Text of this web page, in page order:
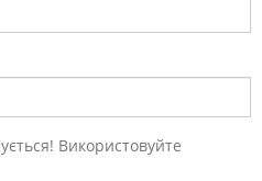
Використовуйте